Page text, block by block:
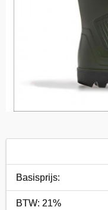
Basisprijs:
BTW: 21%